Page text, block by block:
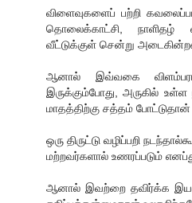
விளைவுகளைப் பற்றி
தொலைக்காட்சி, நாளிதழ்
வீட்டுக்குள் சென்று
ஆனால் இவ்வகை
இருக்கும்போது, அருகில் உள்ள
மாதத்திற்கு சத்தம் போட்டுதான்
ஒரு திருட்டு வழிப்பறி
மற்றவர்களால் உணரப்படும்
ஆனால் இவற்றை தவிர்க்க